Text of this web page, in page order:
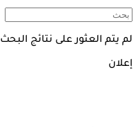
لم يتم العثور على نتائج البحث
إعلان